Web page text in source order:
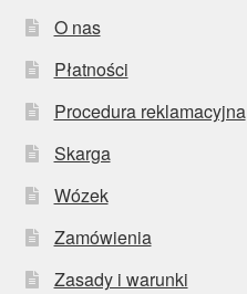
O nas
Płatności
Procedura reklamacyjna
Skarga
Wózek
Zamówienia
Zasady i warunki